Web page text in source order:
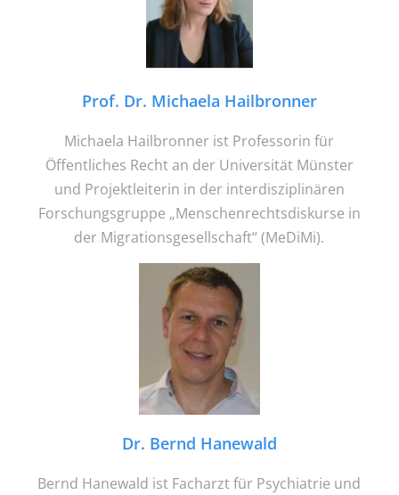
Prof. Dr. Michaela Hailbronner
Michaela Hailbronner ist Professorin für
Öffentliches Recht an der Universität Münster
und Projektleiterin in der interdisziplinären
Forschungsgruppe „Menschenrechtsdiskurse in
der Migrationsgesellschaft“ (MeDiMi).
Dr. Bernd Hanewald
Bernd Hanewald ist Facharzt für Psychiatrie und